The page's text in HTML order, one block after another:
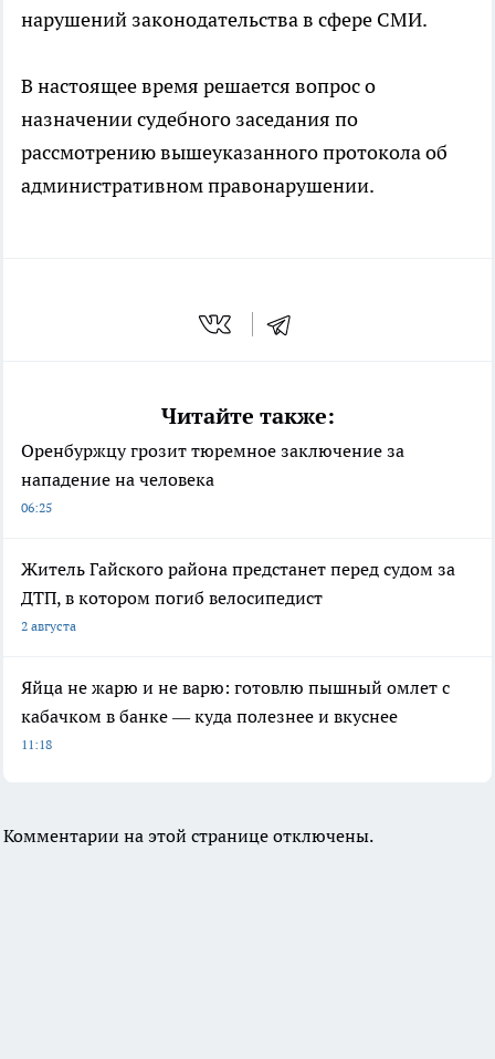
нарушений законодательства в сфере СМИ.
В настоящее время решается вопрос о
назначении судебного заседания по
рассмотрению вышеуказанного протокола об
административном правонарушении.
Читайте также:
Оренбуржцу грозит тюремное заключение за
нападение на человека
06:25
Житель Гайского района предстанет перед судом за
ДТП, в котором погиб велосипедист
2 августа
Яйца не жарю и не варю: готовлю пышный омлет с
кабачком в банке — куда полезнее и вкуснее
11:18
Комментарии на этой странице отключены.